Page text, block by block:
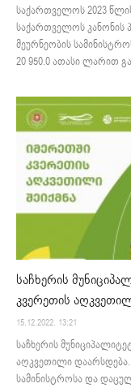
საქართველოს 2023
საქართველოს კანონის
მეურნეობის
20 950.0 ათასი ლარით
საჩხერის
კვერეთის
15.12.2022. 13:21
საჩხერის
აღკვეთილი
სამინისტროსა და